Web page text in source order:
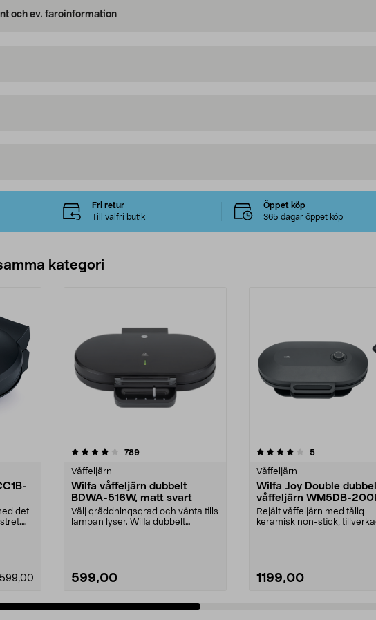
och ev. faroinformation
Fri retur
Till valfri butik
Öppet köp
365 dagar öppet köp
kategori
det
599,00
789recensioner
Våffeljärn
Wilfa våffeljärn dubbelt
BDWA-516W, matt svart
Välj gräddningsgrad och vänta tills
lampan lyser. Wilfa dubbelt
599,00
4.0 av 5 stjärnor 5recensioner
Våffeljärn
Wilfa Joy Double
våffeljärn WM5DB-
svart
Rejält våffeljärn med tålig
keramisk non-stick,
1199,00
4.5 av 5 stjärnor